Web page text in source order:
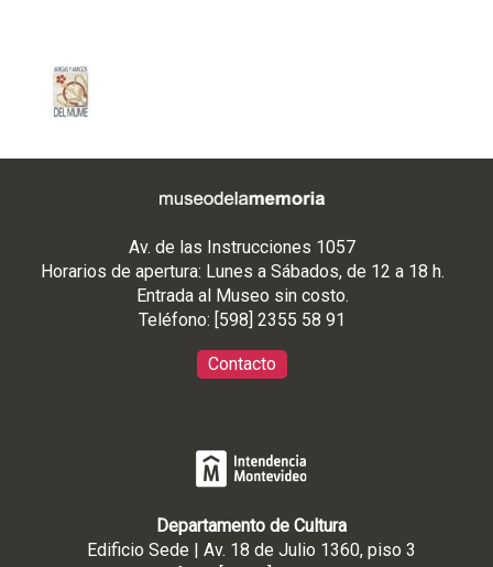
Av. de las Instrucciones 1057
Horarios de apertura: Lunes a Sábados, de 12 a 18 h.
Entrada al Museo sin costo.
Teléfono: [598] 2355 58 91
Contacto
Departamento de Cultura
Edificio Sede | Av. 18 de Julio 1360, piso 3